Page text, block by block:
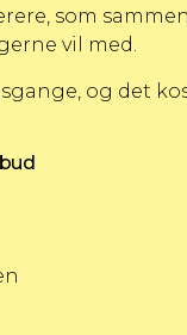
som
vil med.
og det